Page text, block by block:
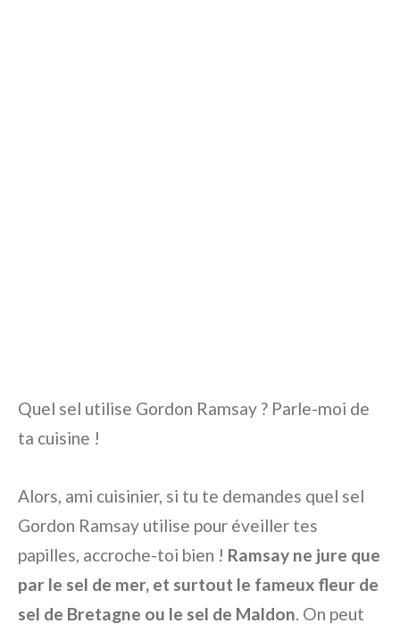
Quel sel utilise Gordon Ramsay ? Parle-moi de
ta cuisine !
Alors, ami cuisinier, si tu te demandes quel sel
Gordon Ramsay utilise pour éveiller tes
papilles, accroche-toi bien ! Ramsay ne jure que
par le sel de mer, et surtout le fameux fleur de
sel de Bretagne ou le sel de Maldon. On peut